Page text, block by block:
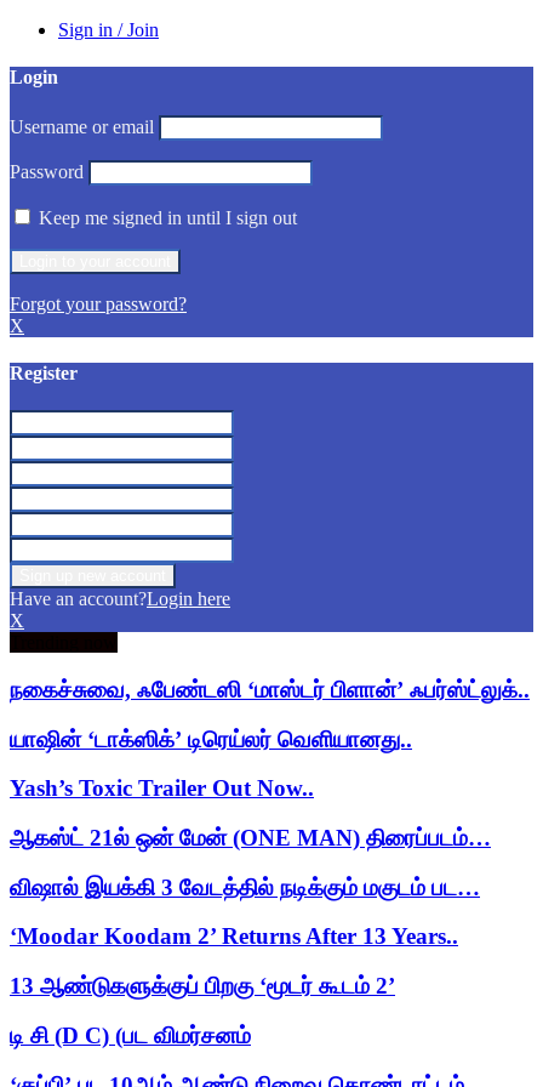
Sign in / Join
Login
Username or email
Password
Keep me signed in until I sign out
Forgot your password?
X
Register
Have an account?Login here
X
நகைச்சுவை, ஃபேண்டஸி ‘மாஸ்டர் பிளான்’ ஃபர்ஸ்ட்லுக்..
யாஷின் ‘டாக்ஸிக்’ டிரெய்லர் வெளியானது..
Yash’s Toxic Trailer Out Now..
ஆகஸ்ட் 21ல் ஒன் மேன் (ONE MAN) திரைப்படம்…
விஷால் இயக்கி 3 வேடத்தில் நடிக்கும் மகுடம் பட…
‘Moodar Koodam 2’ Returns After 13 Years..
13 ஆண்டுகளுக்குப் பிறகு ‘மூடர் கூடம் 2’
டி சி (D C) (பட விமர்சனம்